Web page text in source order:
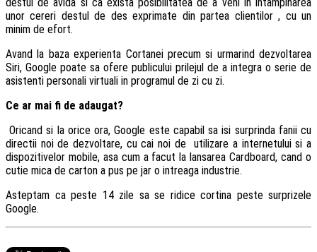
unor cereri destul de des exprimate din partea clientilor , cu un
minim de efort.
Avand la baza experienta Cortanei precum si urmarind dezvoltarea
Siri, Google poate sa ofere publicului prilejul de a integra o serie de
asistenti personali virtuali in programul de zi cu zi.
Ce ar mai fi de adaugat?
Oricand si la orice ora, Google este capabil sa isi surprinda fanii cu
directii noi de dezvoltare, cu cai noi de utilizare a internetului si a
dispozitivelor mobile, asa cum a facut la lansarea Cardboard, cand o
cutie mica de carton a pus pe jar o intreaga industrie.
Asteptam ca peste 14 zile sa se ridice cortina peste surprizele
Google.